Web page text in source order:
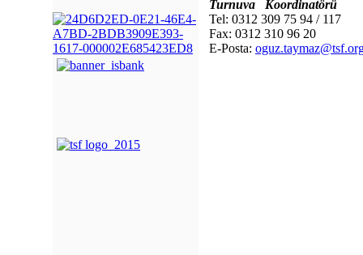
Turnuva
Koordinatörü
Tel: 0312 309 75 94 / 117
Fax: 0312 310 96 20
E-Posta: